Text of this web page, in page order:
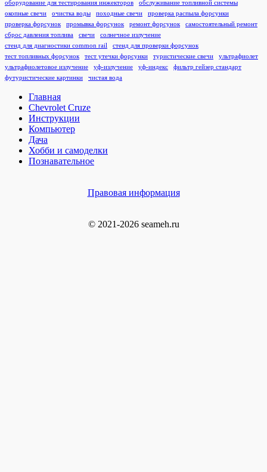
оборудование для тестирования инжекторов
обслуживание топливной системы
окопные свечи
очистка воды походные свечи
проверка распыла форсунки
проверка форсунок
промывка форсунок ремонт форсунок
самостоятельный ремонт
сброс давления топлива
свечи
солнечное излучение
стенд для диагностики common rail
стенд для проверки форсунок
тест топливных форсунок
тест утечки форсунки туристические свечи
ультрафиолет
ультрафиолетовое излучение
уф-излучение уф-индекс
фильтр гейзер стандарт
футуристические картинки
чистая вода
Главная
Chevrolet Cruze
Инструкции
Компьютер
Дача
Хобби и самоделки
Познавательное
Правовая информация
© 2021-2026 seameh.ru